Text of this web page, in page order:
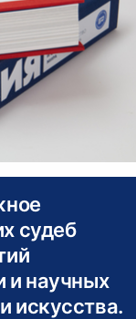
судеб
и научных
искусства.